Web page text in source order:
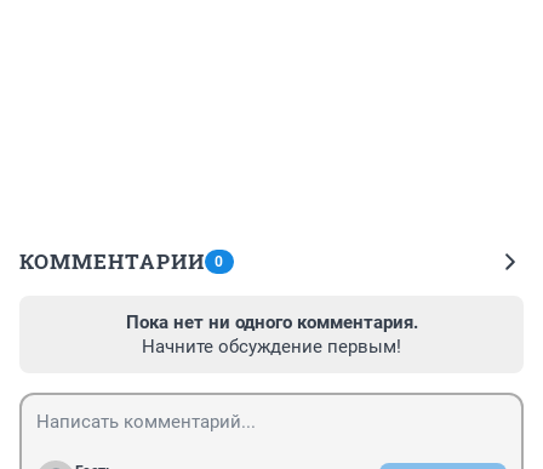
КОММЕНТАРИИ 0
Пока нет ни одного комментария.
Начните обсуждение первым!